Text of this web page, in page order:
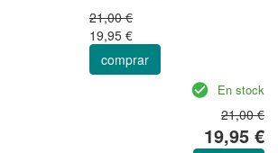
21,00 €
19,95 €
comprar
En stock
21,00 €
19,95 €